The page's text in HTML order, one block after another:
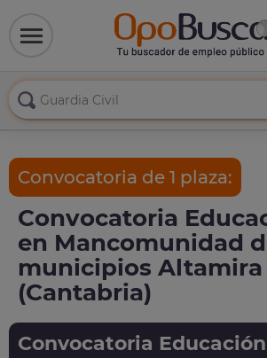
Convocatoria de 1 plaza:
Convocatoria
en Mancomunidad
municipios Altamira
(Cantabria)
Convocatoria